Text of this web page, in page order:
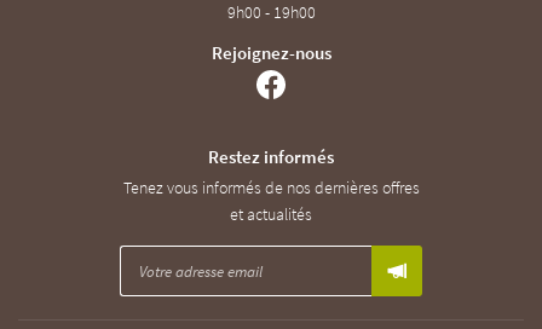
9h00 - 19h00
Rejoignez-nous
Restez informés
Tenez vous informés de nos dernières offres
et actualités